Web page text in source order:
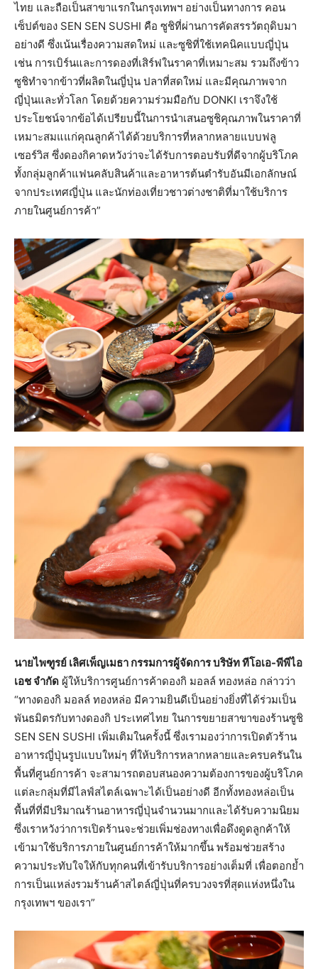
ไทย และถือเป็นสาขาแรกในกรุงเทพฯ อย่างเป็นทางการ คอน
เซ็ปต์ของ SEN SEN SUSHI คือ ซูชิที่ผ่านการคัดสรรวัตถุดิบมา
อย่างดี ซึ่งเน้นเรื่องความสดใหม่ และซูชิที่ใช้เทคนิคแบบญี่ปุ่น
เช่น การเบิร์นและการดองที่เสิร์ฟในราคาที่เหมาะสม รวมถึงข้าว
ซูชิทำจากข้าวที่ผลิตในญี่ปุ่น ปลาที่สดใหม่ และมีคุณภาพจาก
ญี่ปุ่นและทั่วโลก โดยด้วยความร่วมมือกับ DONKI เราจึงใช้
ประโยชน์จากข้อได้เปรียบนี้ในการนำเสนอซูชิคุณภาพในราคาที่
เหมาะสมแแก่คุณลูกค้าได้ด้วยบริการที่หลากหลายแบบฟลู
เซอร์วิส ซึ่งดองกิคาดหวังว่าจะได้รับการตอบรับที่ดีจากผู้บริโภค
ทั้งกลุ่มลูกค้าแฟนคลับสินค้าและอาหารต้นตำรับอันมีเอกลักษณ์
จากประเทศญี่ปุ่น และนักท่องเที่ยวชาวต่างชาติที่มาใช้บริการ
ภายในศูนย์การค้า”
นายไพฑูรย์ เลิศเพ็ญเมธา กรรมการผู้จัดการ บริษัท ทีโอเอ-พีพีไอ
เอช จำกัด ผู้ให้บริการศูนย์การค้าดองกิ มอลล์ ทองหล่อ กล่าวว่า
“ทางดองกิ มอลล์ ทองหล่อ มีความยินดีเป็นอย่างยิ่งที่ได้ร่วมเป็น
พันธมิตรกับทางดองกิ ประเทศไทย ในการขยายสาขาของร้านซูชิ
SEN SEN SUSHI เพิ่มเติมในครั้งนี้ ซึ่งเรามองว่าการเปิดตัวร้าน
อาหารญี่ปุ่นรูปแบบใหม่ๆ ที่ให้บริการหลากหลายและครบครันใน
พื้นที่ศูนย์การค้า จะสามารถตอบสนองความต้องการของผู้บริโภค
แต่ละกลุ่มที่มีไลฟ์สไตล์เฉพาะได้เป็นอย่างดี อีกทั้งทองหล่อเป็น
พื้นที่ที่มีปริมาณร้านอาหารญี่ปุ่นจำนวนมากและได้รับความนิยม
ซึ่งเราหวังว่าการเปิดร้านจะช่วยเพิ่มช่องทางเพื่อดึงดูดลูกค้าให้
เข้ามาใช้บริการภายในศูนย์การค้าให้มากขึ้น พร้อมช่วยสร้าง
ความประทับใจให้กับทุกคนที่เข้ารับบริการอย่างเต็มที่ เพื่อตอกย้ำ
การเป็นแหล่งรวมร้านค้าสไตล์ญี่ปุ่นที่ครบวงจรที่สุดแห่งหนึ่งใน
กรุงเทพฯ ของเรา”